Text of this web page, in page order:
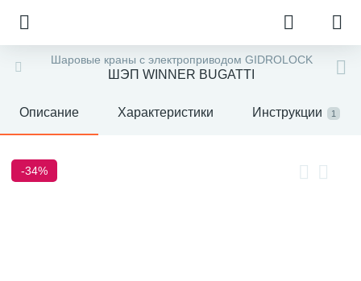
Шаровые краны с электроприводом GIDROLOCK
ШЭП WINNER BUGATTI
Описание Характеристики Инструкции 1
-34%